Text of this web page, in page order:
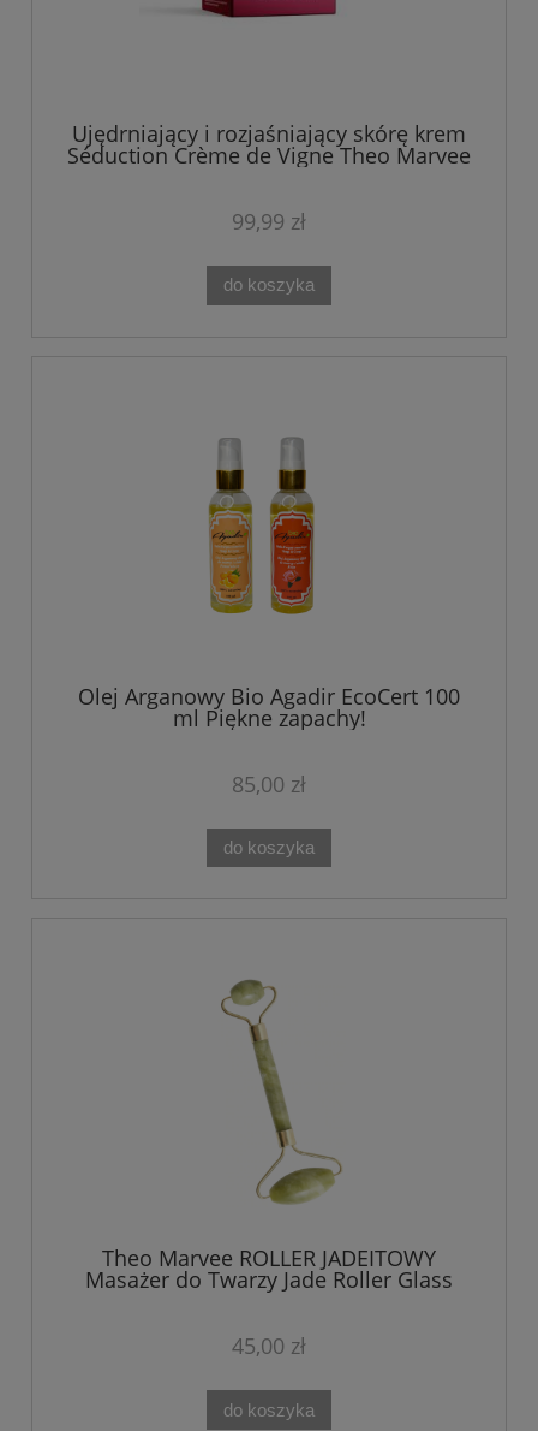
Ujędrniający i rozjaśniający skórę krem
Séduction Crème de Vigne Theo Marvee
50 ml
99,99 zł
do koszyka
Olej Arganowy Bio Agadir EcoCert 100
ml Piękne zapachy!
85,00 zł
do koszyka
Theo Marvee ROLLER JADEITOWY
Masażer do Twarzy Jade Roller Glass
Skin
45,00 zł
do koszyka